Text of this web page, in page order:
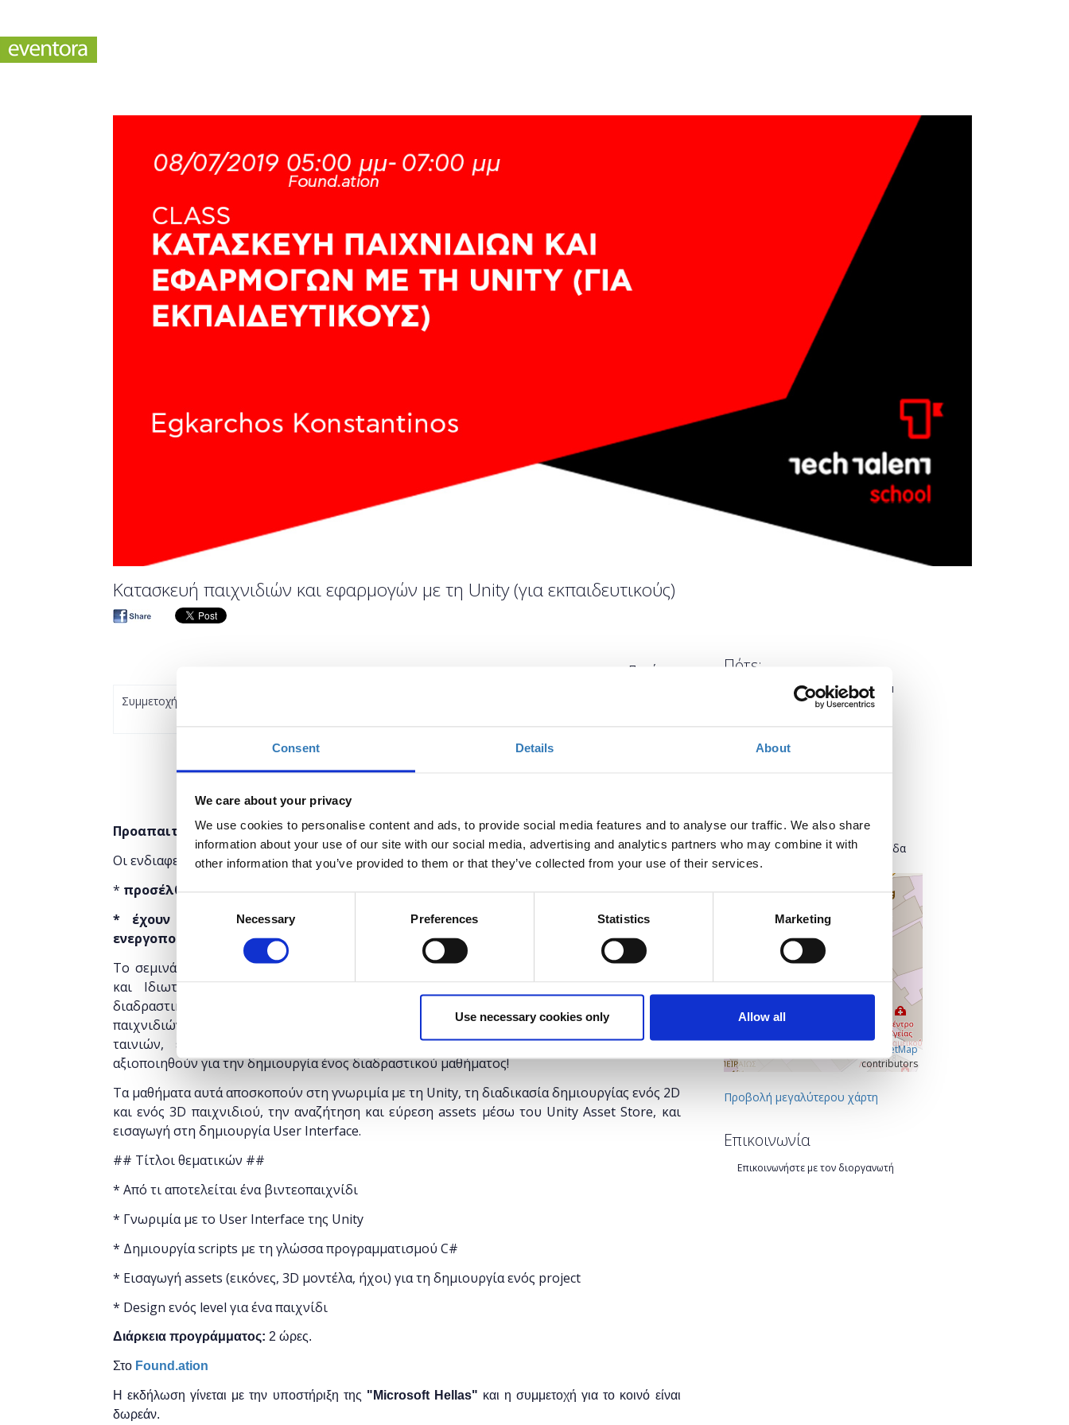
Consent Details About
We care about your privacy
We use cookies to personalise content and ads, to provide social media features and to analyse our traffic. We also share
information about your use of our site with our social media, advertising and analytics partners who may combine it with
other information that you’ve provided to them or that they’ve collected from your use of their services.
Necessary Preferences Statistics Marketing
Use necessary cookies only Allow all
Κατασκευή παιχνιδιών και εφαρμογών με τη Unity (για εκπαιδευτικούς)
Ποσότητα
Συμμετοχή
Προαπαιτούμενα
Οι ενδιαφερόμενοι θα πρέπει να:
* προσέλθουν με δικούς τους υπολογιστές
* έχουν εγκατεστημένη τη Unity 2018 ή μεταγενέστερη και να την έχουν
ενεργοποιήσει
Το σεμινάριο απευθύνεται σε εκπαιδευτικούς Α/θμιας και Β/θμιας Εκπαίδευσης (Δημόσιας
και Ιδιωτικής), οι οποίοι επιθυμούν να εξοικειωθούν με την μηχανή ανάπτυξης
διαδραστικών εφαρμογών Unity. Mερικές από τις χρήσεις της είναι η δημιουργία
παιχνιδιών, serious games, simulations για αρχιτεκτονικά σχέδια, παραγωγή διαδραστικών
ταινιών, εικονική και επαυξημένη πραγματικότητα (VR/AR), τα οποία μπορούν να
αξιοποιηθούν για την δημιουργία ένος διαδραστικού μαθήματος!
Τα μαθήματα αυτά αποσκοπούν στη γνωριμία με τη Unity, τη διαδικασία δημιουργίας ενός 2D
και ενός 3D παιχνιδιού, την αναζήτηση και εύρεση assets μέσω του Unity Asset Store, και
εισαγωγή στη δημιουργία User Interface.
## Τίτλοι θεματικών ##
* Από τι αποτελείται ένα βιντεοπαιχνίδι
* Γνωριμία με το User Interface της Unity
* Δημιουργία scripts με τη γλώσσα προγραμματισμού C#
* Εισαγωγή assets (εικόνες, 3D μοντέλα, ήχοι) για τη δημιουργία ενός project
* Design ενός level για ένα παιχνίδι
Διάρκεια προγράμματος: 2 ώρες.
Στο Found.ation
Η εκδήλωση γίνεται με την υποστήριξη της " Microsoft Hellas" και ησυμμετοχή για το κοινό είναι
δωρεάν.
Πότε;
Δευτέρα, 8 Ιουλίου 2019 5:00 μμ
Προσθήκη στο ημερολόγιό σας
118 54 Αθήνα
Κεντρικός Τομέας Αθηνών, Ελλάδα
OpenStreetMap
contributors
Προβολή μεγαλύτερου χάρτη
Επικοινωνία
Επικοινωνήστε με τον διοργανωτή